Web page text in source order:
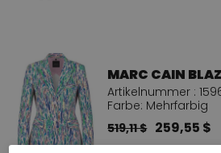
MARC CAIN
Artikelnummer :
Farbe: Mehrfarbig
519,11 $ 259,55 $